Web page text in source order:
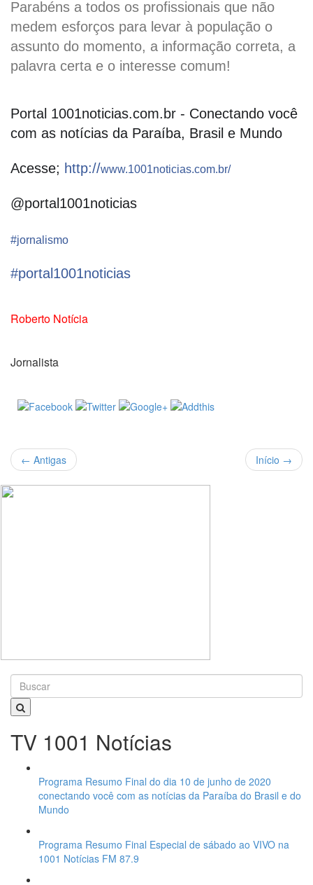
Parabéns a todos os profissionais que não
medem esforços para levar à população o
assunto do momento, a informação correta, a
palavra certa e o interesse comum!
Portal 1001noticias.com.br - Conectando você
com as notícias da Paraíba, Brasil e Mundo
Acesse; http://www.1001noticias.com.br/
@portal1001noticias
#jornalismo
#portal1001noticias
Roberto Notícia
Jornalista
Início →
← Antigas
TV 1001 Notícias
Programa Resumo Final do dia 10 de junho de 2020
conectando você com as notícias da Paraíba do Brasil e do
Mundo
Programa Resumo Final Especial de sábado ao VIVO na
1001 Notícias FM 87.9